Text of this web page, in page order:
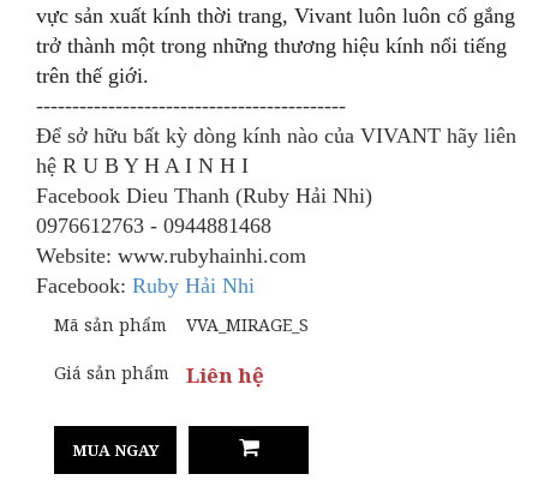
vực sản xuất kính thời trang, Vivant luôn luôn cố gắng
trở thành một trong những thương hiệu kính nổi tiếng
trên thế giới.
-------------------------------------------
Để sở hữu bất kỳ dòng kính nào của VIVANT hãy liên
hệ R U B Y H A I N H I
Facebook Dieu Thanh (Ruby Hải Nhi)
0976612763 - 0944881468
Website: www.rubyhainhi.com
Facebook: Ruby Hải Nhi
Mã sản phẩm VVA_MIRAGE_S
Giá sản phẩm Liên hệ
MUA NGAY